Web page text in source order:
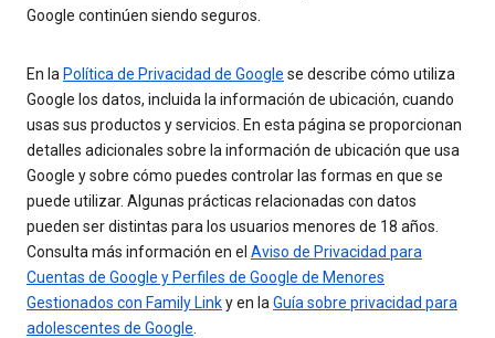
Google continúen siendo seguros.
En la Política de Privacidad de Google se describe cómo utiliza
Google los datos, incluida la información de ubicación, cuando
usas sus productos y servicios. En esta página se proporcionan
detalles adicionales sobre la información de ubicación que usa
Google y sobre cómo puedes controlar las formas en que se
puede utilizar. Algunas prácticas relacionadas con datos
pueden ser distintas para los usuarios menores de 18 años.
Consulta más información en el Aviso de Privacidad para
Cuentas de Google y Perfiles de Google de Menores
Gestionados con Family Linky en la Guía sobre privacidad para
adolescentes de Google